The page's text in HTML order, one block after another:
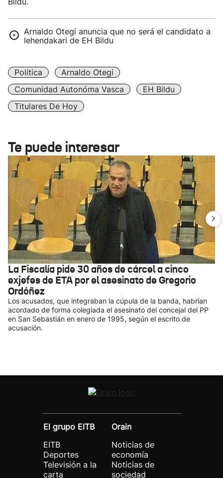
Arnaldo Otegi anuncia que no será el candidato a
lehendakari de EH Bildu
Política
Arnaldo Otegi
Comunidad Autonóma Vasca
EH Bildu
Titulares De Hoy
Te puede interesar
La Fiscalía pide 30 años de cárcel a cinco
exjefes de ETA por el asesinato de Gregorio
Ordóñez
Los acusados, que integraban la cúpula de la banda, habrían
acordado de forma colegiada el asesinato del concejal del PP
en San Sebastián en enero de 1995, según el escrito de
acusación.
El grupo EITB
EITB
Deportes
Televisión a la
carta
Orain
Noticias de
economía
Noticias de
sociedad